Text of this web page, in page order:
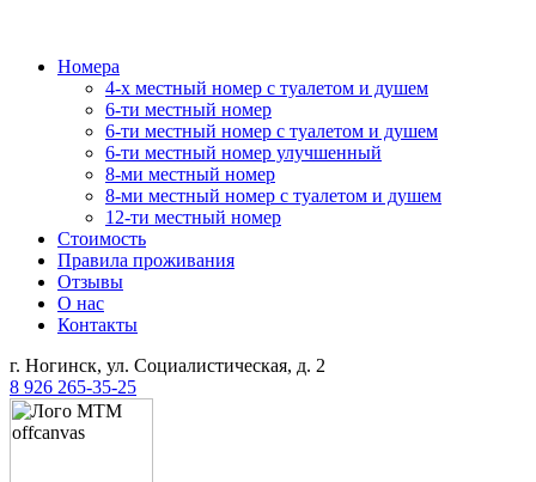
Номера
4-х местный номер с туалетом и душем
6-ти местный номер
6-ти местный номер с туалетом и душем
6-ти местный номер улучшенный
8-ми местный номер
8-ми местный номер с туалетом и душем
12-ти местный номер
Стоимость
Правила проживания
Отзывы
О нас
Контакты
г. Ногинск, ул. Социалистическая, д. 2
8 926 265-35-25